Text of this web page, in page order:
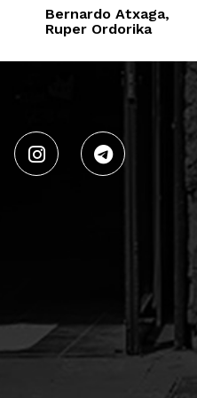
Bernardo Atxaga,
Ruper Ordorika